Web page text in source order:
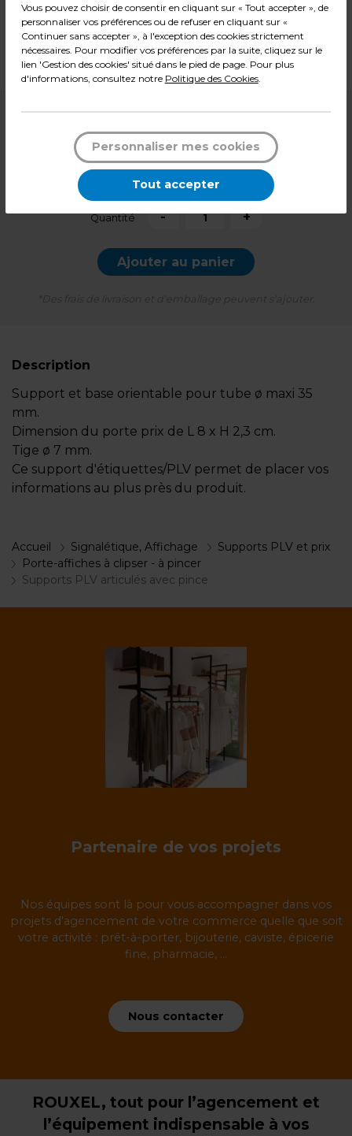
Couleur : Transparent
Matière : Plastique
Dimensions : H 21,5 cm
Poids : 0,33 kg
1,00 € HT
11,99€ TTC*
Pqt de 10
Quantité - +
Ajouter au panier
Description
Support et base orientable pour tube ø maxi 35
mm.
Dimension du porte prix de L 8 x H 2,3 cm.
Tige ø 7 mm.
Ce support d'étiquettes/PLV permet de placer vos
informations au plus près du produit.
Accueil Signalétique, Affichage
Supports PLV et prix
Porte-affiches à clipser - à pincer
Supports PLV articulés avec pince
Partenaire de vos projets
Nos équipes sont là pour vous accompagner dans vos
projets d'agencement de votre commerce quelle que soit
votre activité : prêt-à-porter, bijouterie, caviste, épicerie
fine, pharmacie, ...
Nous contacter
ROUXEL, tout pour l’agencement et
l’équipement indispensable à vos
Vous pouvez choisir de consentir en cliquant sur « Tout accepter », de
personnaliser vos préférences ou de refuser en cliquant sur «
Continuer sans accepter », à l'exception des cookies strictement
nécessaires. Pour modifier vos préférences par la suite, cliquez sur le
lien 'Gestion des cookies' situé dans le pied de page. Pour plus
d'informations, consultez notre Politique des Cookies.
Personnaliser mes cookies
Tout accepter